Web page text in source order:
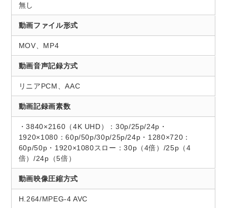
無し
動画ファイル形式
MOV、MP4
動画音声記録方式
リニアPCM、AAC
動画記録画素数
・3840×2160（4K UHD）：30p/25p/24p・
1920×1080：60p/50p/30p/25p/24p・1280×720：
60p/50p・1920×1080スロー：30p（4倍）/25p（4
倍）/24p（5倍）
動画映像圧縮方式
H.264/MPEG-4 AVC